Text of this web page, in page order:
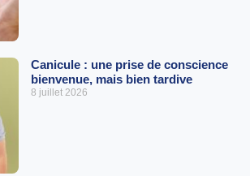
Canicule : une prise de conscience
bienvenue, mais bien tardive
8 juillet 2026